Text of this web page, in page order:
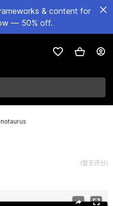
& content for
— 50% off.
(暂无评分)